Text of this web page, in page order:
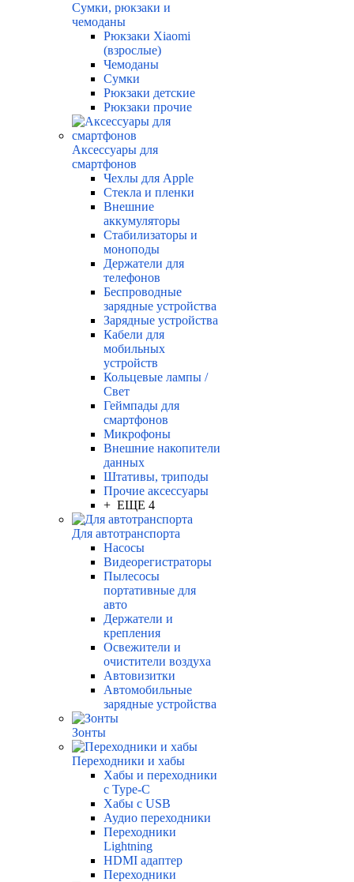
Сумки, рюкзаки и
чемоданы
Рюкзаки Xiaomi
(взрослые)
Чемоданы
Сумки
Рюкзаки детские
Рюкзаки прочие
Аксессуары для
смартфонов
Чехлы для Apple
Стекла и пленки
Внешние
аккумуляторы
Стабилизаторы и
моноподы
Держатели для
телефонов
Беспроводные
зарядные устройства
Зарядные устройства
Кабели для
мобильных
устройств
Кольцевые лампы /
Свет
Геймпады для
смартфонов
Микрофоны
Внешние накопители
данных
Штативы, триподы
Прочие аксессуары
+ ЕЩЕ 4
Для автотранспорта
Насосы
Видеорегистраторы
Пылесосы
портативные для
авто
Держатели и
крепления
Освежители и
очистители воздуха
Автовизитки
Автомобильные
зарядные устройства
Зонты
Переходники и хабы
Хабы и переходники
с Type-C
Хабы с USB
Аудио переходники
Переходники
Lightning
HDMI адаптер
Переходники